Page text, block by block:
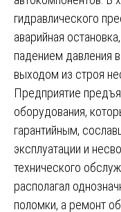
гидравлического
аварийная
падением давления
выходом из строя
Предприятие
оборудования,
гарантийным,
эксплуатации и
технического
располагал
поломки, а ремонт